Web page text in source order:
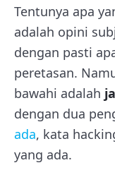
Tentunya apa
adalah opini
dengan pasti
peretasan.
bawahi adalah
dengan dua
ada, kata
yang ada.